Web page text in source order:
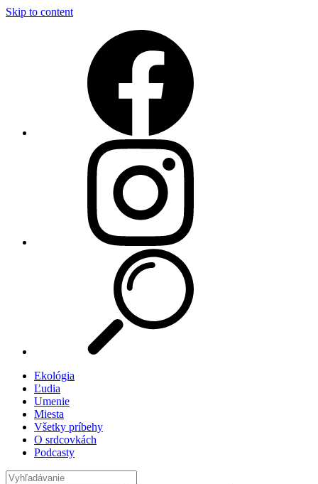
Skip to content
Ekológia
Ľudia
Umenie
Miesta
Všetky príbehy
O srdcovkách
Podcasty